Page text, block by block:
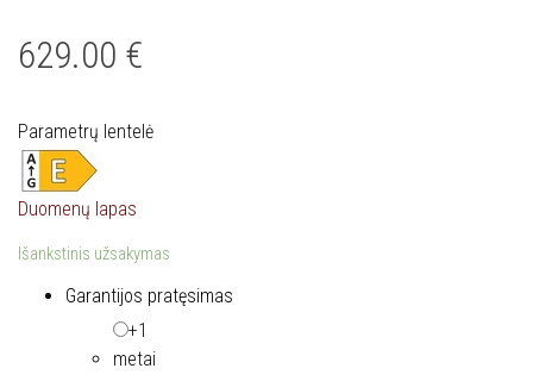
629.00 €
Parametrų lentelė
Duomenų lapas
Išankstinis užsakymas
Garantijos pratęsimas
+1
metai